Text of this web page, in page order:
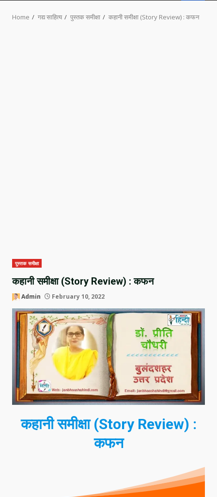
Home गद्य साहित्य पुस्तक समीक्षा कहानी समीक्षा (Story Review) : कफन
पुस्तक समीक्षा
कहानी समीक्षा (Story Review) : कफन
Admin February 10, 2022
कहानी समीक्षा (Story Review) :
कफन